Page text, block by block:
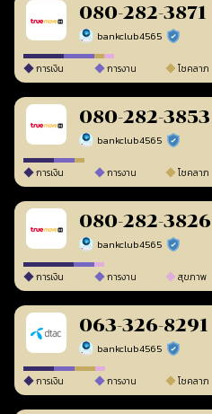
080-282-3871
bankclub4565 ร้านยืนยันแล้ว
การเงิน การงาน โชคลาภ
080-282-3853
bankclub4565 ร้านยืนยันแล้ว
การเงิน การงาน โชคลาภ
080-282-3826
bankclub4565 ร้านยืนยันแล้ว
การเงิน การงาน สุขภาพ
063-326-8291
bankclub4565 ร้านยืนยันแล้ว
การเงิน การงาน โชคลาภ